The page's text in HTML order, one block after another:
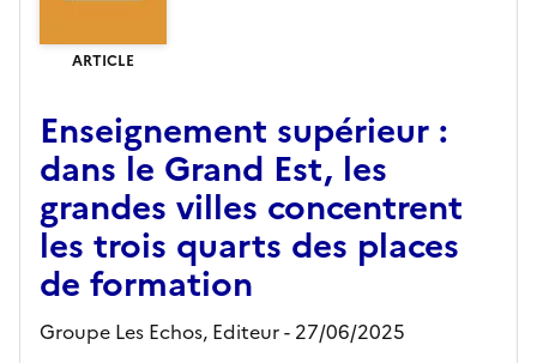
ARTICLE
Enseignement supérieur :
dans le Grand Est, les
grandes villes concentrent
les trois quarts des places
de formation
Groupe Les Echos, Editeur- 27/06/2025